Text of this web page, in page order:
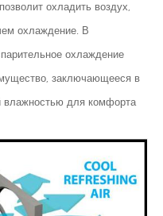
охладить воздух,
охлаждение. В
охлаждение
заключающееся в
влажностью для комфорта